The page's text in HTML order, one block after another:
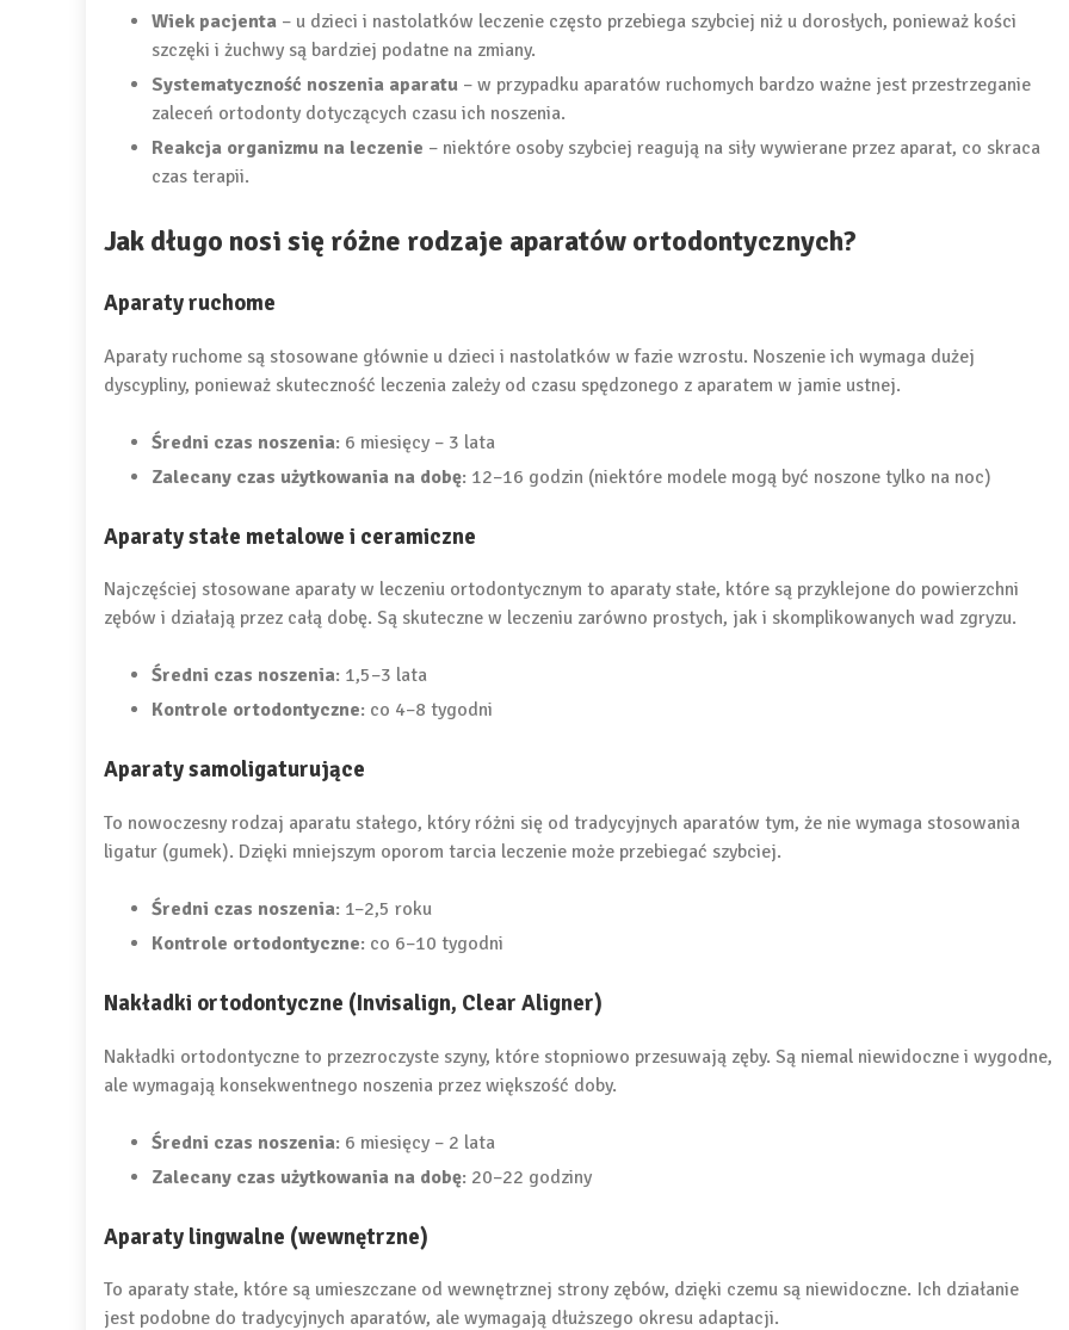
Wiek pacjenta – u dzieci i nastolatków leczenie często przebiega szybciej niż u dorosłych, ponieważ kości
szczęki i żuchwy są bardziej podatne na zmiany.
Systematyczność noszenia aparatu – w przypadku aparatów ruchomych bardzo ważne jest przestrzeganie
zaleceń ortodonty dotyczących czasu ich noszenia.
Reakcja organizmu na leczenie – niektóre osoby szybciej reagują na siły wywierane przez aparat, co skraca
czas terapii.
Jak długo nosi się różne rodzaje aparatów ortodontycznych?
Aparaty ruchome
Aparaty ruchome są stosowane głównie u dzieci i nastolatków w fazie wzrostu. Noszenie ich wymaga dużej
dyscypliny, ponieważ skuteczność leczenia zależy od czasu spędzonego z aparatem w jamie ustnej.
Średni czas noszenia: 6 miesięcy – 3 lata
Zalecany czas użytkowania na dobę: 12–16 godzin (niektóre modele mogą być noszone tylko na noc)
Aparaty stałe metalowe i ceramiczne
Najczęściej stosowane aparaty w leczeniu ortodontycznym to aparaty stałe, które są przyklejone do powierzchni
zębów i działają przez całą dobę. Są skuteczne w leczeniu zarówno prostych, jak i skomplikowanych wad zgryzu.
Średni czas noszenia: 1,5–3 lata
Kontrole ortodontyczne: co 4–8 tygodni
Aparaty samoligaturujące
To nowoczesny rodzaj aparatu stałego, który różni się od tradycyjnych aparatów tym, że nie wymaga stosowania
ligatur (gumek). Dzięki mniejszym oporom tarcia leczenie może przebiegać szybciej.
Średni czas noszenia: 1–2,5 roku
Kontrole ortodontyczne: co 6–10 tygodni
Nakładki ortodontyczne (Invisalign, Clear Aligner)
Nakładki ortodontyczne to przezroczyste szyny, które stopniowo przesuwają zęby. Są niemal niewidoczne i wygodne,
ale wymagają konsekwentnego noszenia przez większość doby.
Średni czas noszenia: 6 miesięcy – 2 lata
Zalecany czas użytkowania na dobę: 20–22 godziny
Aparaty lingwalne (wewnętrzne)
To aparaty stałe, które są umieszczane od wewnętrznej strony zębów, dzięki czemu są niewidoczne. Ich działanie
jest podobne do tradycyjnych aparatów, ale wymagają dłuższego okresu adaptacji.